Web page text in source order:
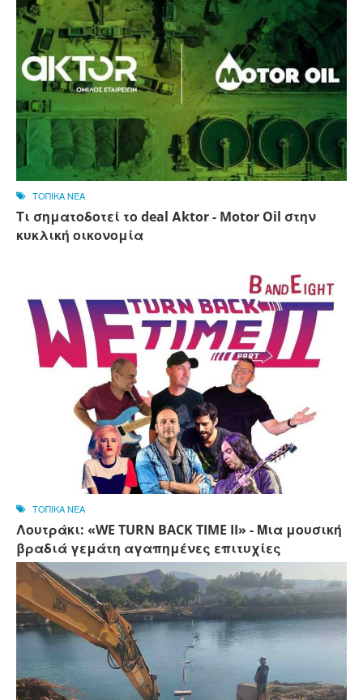
ΤΟΠΙΚΑ ΝΕΑ
Τι σηματοδοτεί το deal Αktor - Motor Oil στην
κυκλική οικονομία
ΤΟΠΙΚΑ ΝΕΑ
Λουτράκι: «WE TURN BACK TIME II» - Μια μουσική
βραδιά γεμάτη αγαπημένες επιτυχίες